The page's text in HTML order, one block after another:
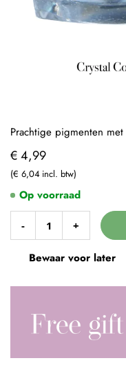
€ 4,99
€ 6,04
- +
Bewaar voor later
Op voorraad
Prachtige pigmenten